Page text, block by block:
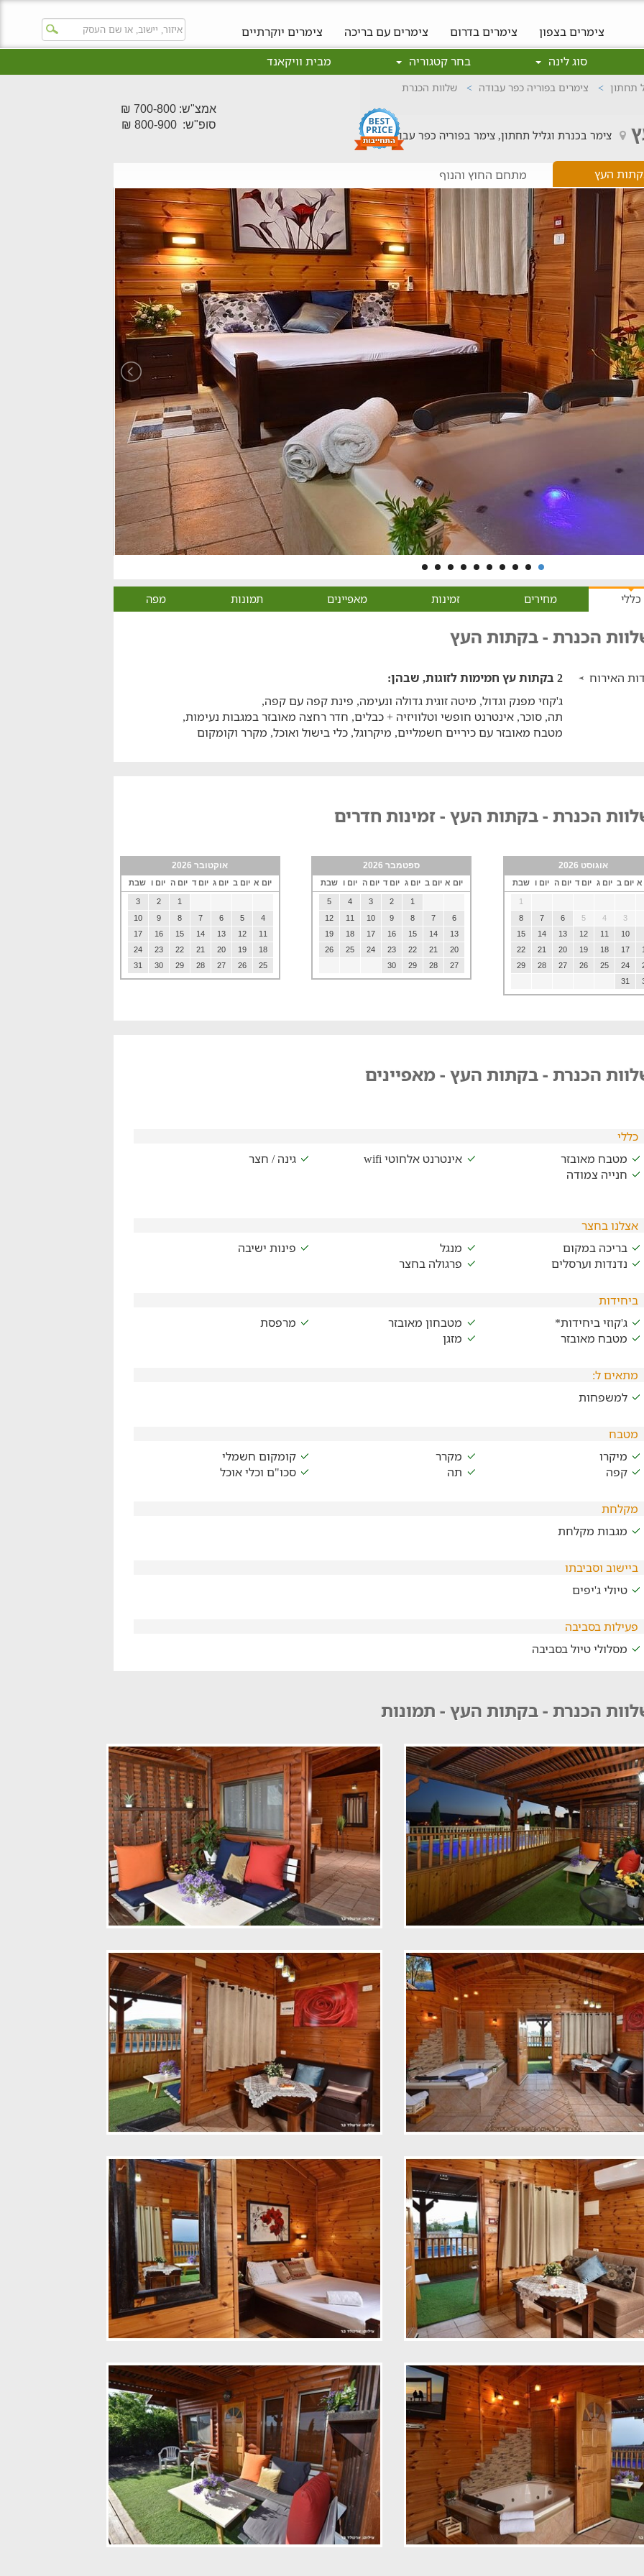
צימרים בצפון צימרים בדרום צימרים עם בריכה
צימרים יוקרתיים
סוג לינה
בחר קטגוריה מבית וויקאנד
תחתון צימרים בפוריה כפר עבודה שלוות הכנרת
צימר בכנרת וגליל תחתון, צימר בפוריה כפר עבודה
אמצ"ש: 700-800 ₪
סופ"ש: 800-900 ₪
העץ מתחם החוץ והנוף
כללי מחירים זמינות מאפיינים תמונות מפה
הכנרת - בקתות העץ
האירוח
2 בקתות עץ חמימות לזוגות, שבהן:
ג'קוזי מפנק וגדול, מיטה זוגית גדולה ונעימה, פינת קפה עם קפה,
תה, סוכר, אינטרנט חופשי וטלוויזיה + כבלים, חדר רחצה מאובזר במגבות נעימות,
מטבח מאובזר עם כיריים חשמליים, מיקרוגל, כלי בישול ואוכל, מקרר וקומקום
הכנרת - בקתות העץ - זמינות חדרים
אוגוסט 2026
א יום ב יום ג יום ד יום ה יום ו שבת
1
3
4
5
6
7
8
10
11
12
13
14
15
17
18
19
20
21
22
24
25
26
27
28
29
31
ספטמבר 2026
יום א יום ב יום ג יום ד יום ה יום ו שבת
1
2
3
4
5
6
7
8
9
10
11
12
13
14
15
16
17
18
19
20
21
22
23
24
25
26
27
28
29
30
אוקטובר 2026
יום א יום ב יום ג יום ד יום ה יום ו שבת
1
2
3
4
5
6
7
8
9
10
11
12
13
14
15
16
17
18
19
20
21
22
23
24
25
26
27
28
29
30
31
הכנרת - בקתות העץ - מאפיינים
כללי
מטבח מאובזר
אינטרנט אלחוטי wifi
גינה / חצר
חנייה צמודה
אצלנו בחצר
בריכה במקום
מנגל
פינות ישיבה
נדנדות וערסלים
פרגולה בחצר
ביחידות
ג'קוזי ביחידות*
מטבחון מאובזר
מרפסת
מטבח מאובזר
מזגן
מתאים ל:
למשפחות
מטבח
מיקרו
מקרר
קומקום חשמלי
קפה
תה סכו"ם וכלי אוכל
מקלחת
מגבות מקלחת
ביישוב וסביבתו
טיולי ג'יפים
פעילות בסביבה
מסלולי טיול בסביבה
הכנרת - בקתות העץ - תמונות